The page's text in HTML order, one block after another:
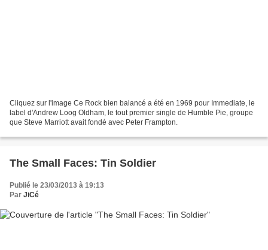
Cliquez sur l'image Ce Rock bien balancé a été en 1969 pour Immediate, le
label d'Andrew Loog Oldham, le tout premier single de Humble Pie, groupe
que Steve Marriott avait fondé avec Peter Frampton.
The Small Faces: Tin Soldier
Publié le 23/03/2013 à 19:13
Par JiCé